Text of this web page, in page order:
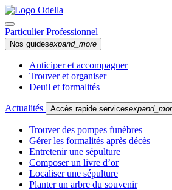
Particulier Professionnel
Nos guidesexpand_more
Anticiper et accompagner
Trouver et organiser
Deuil et formalités
Actualités Accès rapide services
Trouver des pompes funèbres
Gérer les formalités après décès
Entretenir une sépulture
Composer un livre d’or
Localiser une sépulture
Planter un arbre du souvenir